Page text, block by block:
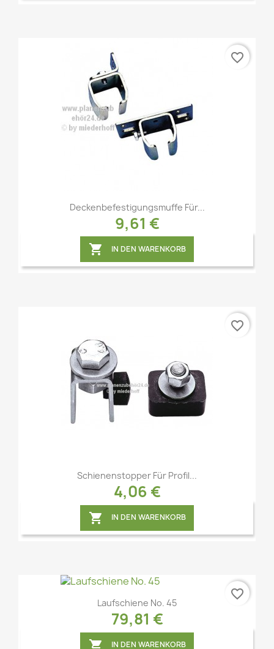
Vorschau
Deckenbefestigungsmuffe Für...
9,61 €
 IN DEN WARENKORB
favorite_border
Vorschau
Schienenstopper Für Profil...
4,06 €
 IN DEN WARENKORB
favorite_border
Laufschiene No. 45
79,81 €
 IN DEN WARENKORB
favorite_border